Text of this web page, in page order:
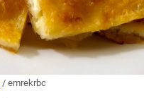
/ emrekrbc